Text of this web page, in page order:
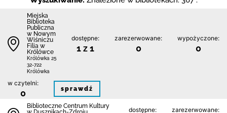
Miejska
Biblioteka
Publiczna
w Nowym
Wiśniczu
Filia w
Królówce
Królówka 25
32-722
Królówka
dostępne:
1 z 1
zarezerwowane:
0
wypożyczone:
0
w czytelni:
0 sprawdź
Biblioteczne Centrum Kultury
dostępne: zarezerwowane: